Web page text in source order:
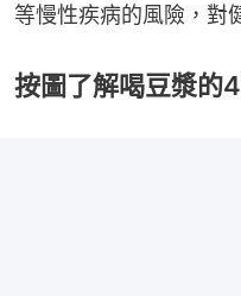
等慢性疾病的風險，對
按圖了解喝豆漿的4